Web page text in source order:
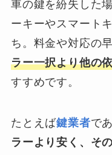
車の鍵を紛失した
ーキーやスマート
ち。料金や対応の
ラー一択より他の
すすめです。
たとえば鍵業者で
ラーより安く、そ